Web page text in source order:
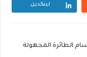
لينكدين